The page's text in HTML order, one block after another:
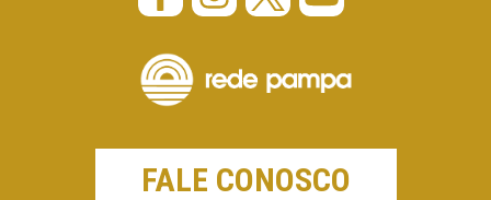
FALE CONOSCO